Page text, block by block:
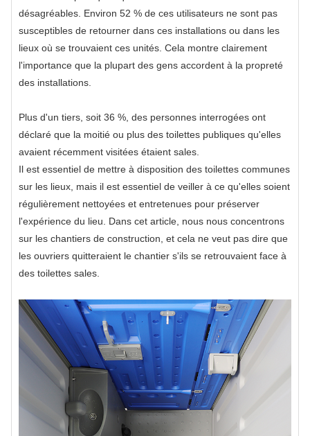
désagréables. Environ 52 % de ces utilisateurs ne sont pas
susceptibles de retourner dans ces installations ou dans les
lieux où se trouvaient ces unités. Cela montre clairement
l'importance que la plupart des gens accordent à la propreté
des installations.
Plus d'un tiers, soit 36 ​​%, des personnes interrogées ont
déclaré que la moitié ou plus des toilettes publiques qu'elles
avaient récemment visitées étaient sales.
Il est essentiel de mettre à disposition des toilettes communes
sur les lieux, mais il est essentiel de veiller à ce qu'elles soient
régulièrement nettoyées et entretenues pour préserver
l'expérience du lieu. Dans cet article, nous nous concentrons
sur les chantiers de construction, et cela ne veut pas dire que
les ouvriers quitteraient le chantier s'ils se retrouvaient face à
des toilettes sales.